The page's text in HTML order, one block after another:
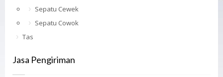
Sepatu Cewek
Sepatu Cowok
Tas
Jasa Pengiriman